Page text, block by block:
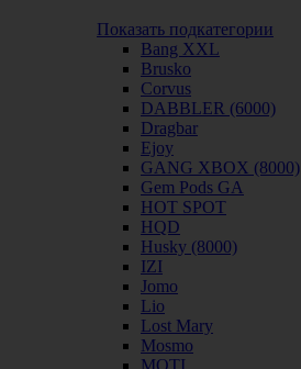
Показать подкатегории
Bang XXL
Brusko
Corvus
DABBLER (6000)
Dragbar
Ejoy
GANG XBOX (8000)
Gem Pods GA
HOT SPOT
HQD
Husky (8000)
IZI
Jomo
Lio
Lost Mary
Mosmo
MOTI